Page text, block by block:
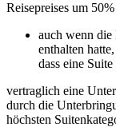
Reisepreises um
auch wenn die
enthalten
dass eine
vertraglich eine
durch die
höchsten